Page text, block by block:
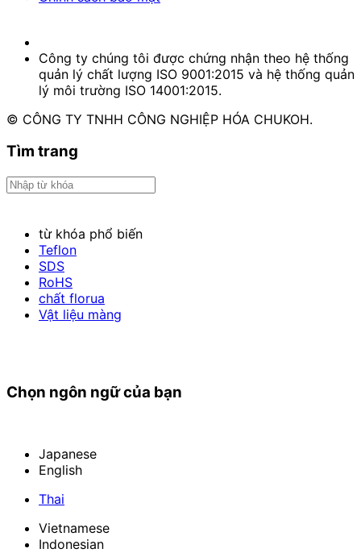
Công ty chúng tôi được chứng nhận theo hệ thống
quản lý chất lượng ISO 9001:2015 và hệ thống quản
lý môi trường ISO 14001:2015.
© CÔNG TY TNHH CÔNG NGHIỆP HÓA CHUKOH.
Tìm trang
từ khóa phổ biến
Teflon
SDS
RoHS
chất florua
Vật liệu màng
Chọn ngôn ngữ của bạn
Japanese
English
Thai
Vietnamese
Indonesian